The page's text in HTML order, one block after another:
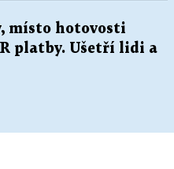
místo hotovosti
platby. Ušetří lidi a